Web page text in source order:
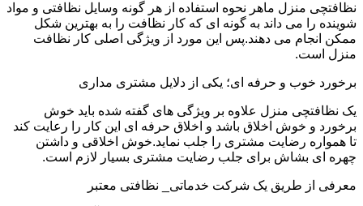
نظافتچی منزل ماهر نحوه استفاده از هر گونه وسایل نظافتی و مواد
شوینده را می داند به گونه ای که کار نظافت را به بهترین شکل
ممکن انجام می دهند.پس این مورد از ویژگی اصلی کار نظافت
منزل است.
برخورد خوب و حرفه ای؛ یکی از دلایل مشتری مداری
یک نظافتچی منزل علاوه بر ویژگی های گفته شده باید خوش
برخورد و خوش اخلاق باشد و اخلاق حرفه ای این کار را رعایت کند
تا همواره رضایت مشتری را جلب نماید.خوش اخلاقی و داشتن
چهره ای بشاش برای جلب رضایت مشتری بسیار لازم است.
معرفی از طریق یک شرکت خدماتی_ نظافتی معتبر